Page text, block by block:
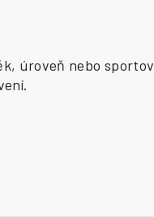
úroveň nebo